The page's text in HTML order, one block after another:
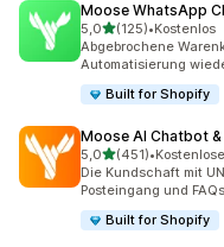
Moose WhatsApp
5,0von 5 Sternen
(125)
125 Rezensionen
•Kostenlos
Abgebrochene
Automatisierung
Built for Shopify
Moose AI Chatbot
5,0von 5 Sternen
(451)
451 Rezensionen
•
Die Kundschaft mit
Posteingang und
Built for Shopify